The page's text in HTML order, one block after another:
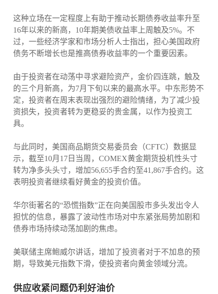
这种立场在一定程度上有助于推动长期债券收益率升至
16年以来的新高，10年期美债收益率上周触及5%。不
过，一些经济学家和市场分析人士指出，担心美国政府
债务不断增长也是推高债券收益率的一个重要因素。
由于投资者在动荡中寻求避险资产，金价四连跳，触及
的三个月新高，为7月下旬以来的最高水平。中东形势不
定，投资者在周末表现出强烈的避险情绪，为了减少投
资损失，投资者转为更稳妥的贵金属，以作为投资工
具。
与此同时，美国商品期货交易委员会（CFTC）数据显
示，截至10月17日当周，COMEX黄金期货投机性头寸
转为净多头头寸，增加56,655手合约至41,867手合约。这
表明投资者继续看好黄金的投资价值。
华尔街著名的“恐慌指数”正在向美国股市多头发出令人
担忧的信息，暴露了波动性市场对中东紧张局势加剧和
债券市场持续动荡加剧的焦虑。
美联储主席鲍威尔讲话，增加了投资者对于不加息的预
期，导致美元指数下滑，使投资者向黄金领域分流。
供应收紧问题仍利好油价